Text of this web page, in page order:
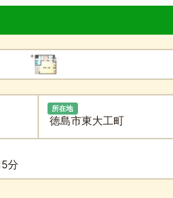
所在地
徳島市東大工町
分